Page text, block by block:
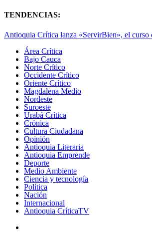
TENDENCIAS:
Antioquia Crítica lanza «ServirBien», el curso
Área Crítica
Bajo Cauca
Norte Crítico
Occidente Crítico
Oriente Crítico
Magdalena Medio
Nordeste
Suroeste
Urabá Crítica
Crónica
Cultura Ciudadana
Opinión
Antioquia Literaria
Antioquia Emprende
Deporte
Medio Ambiente
Ciencia y tecnología
Política
Nación
Internacional
Antioquia CríticaTV